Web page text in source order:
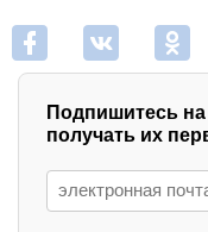
Подпишитесь
получать их